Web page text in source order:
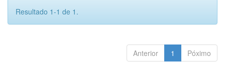
Resultado 1-1 de 1.
Anterior 1 Póximo